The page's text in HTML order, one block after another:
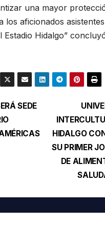
una mayor
los aficionados
Estadio Hidalgo”
HIDALGO
SU PRIMER
DE
SEDE